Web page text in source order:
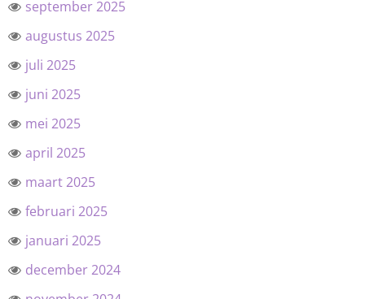
september 2025
augustus 2025
juli 2025
juni 2025
mei 2025
april 2025
maart 2025
februari 2025
januari 2025
december 2024